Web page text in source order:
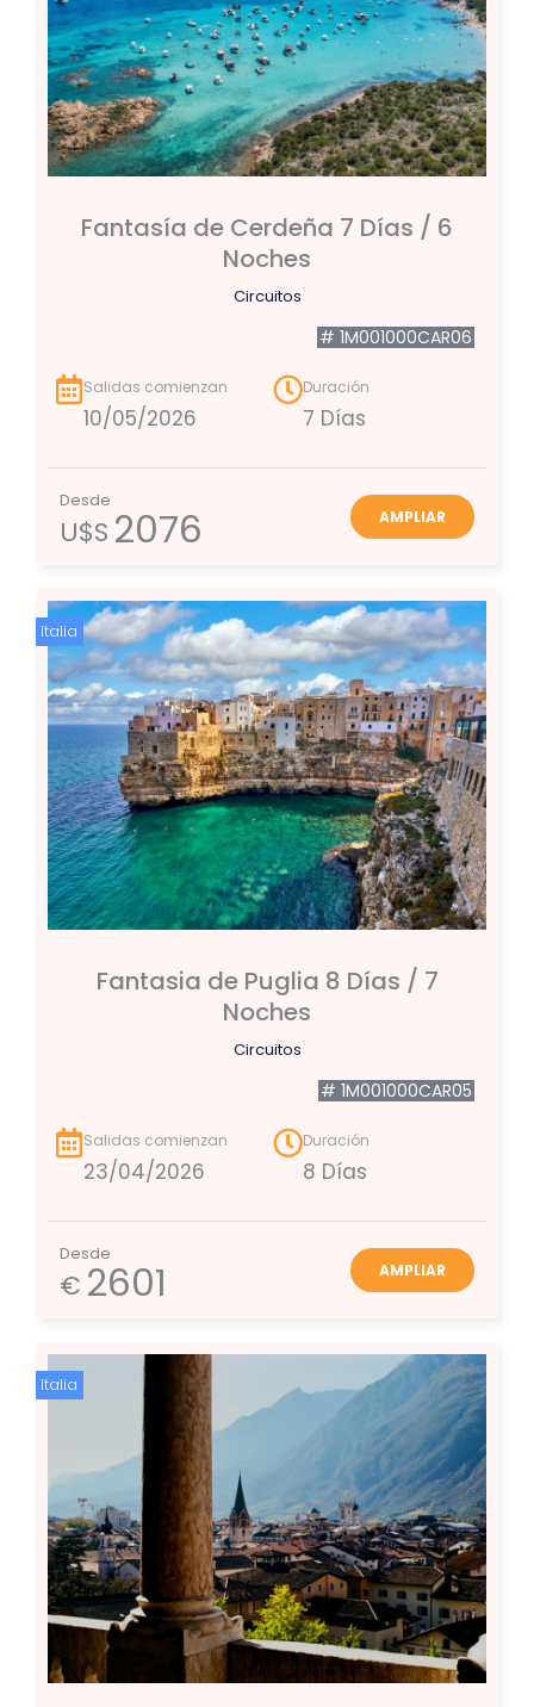
Fantasía de Cerdeña 7 Días / 6
Noches
Circuitos
# 1M001000CAR06
Salidas comienzan
10/05/2026
Duración
7 Días
Desde
U$S 2076 AMPLIAR
Italia
Fantasia de Puglia 8 Días / 7
Noches
Circuitos
# 1M001000CAR05
Salidas comienzan
23/04/2026
Duración
8 Días
Desde
€ 2601 AMPLIAR
Italia